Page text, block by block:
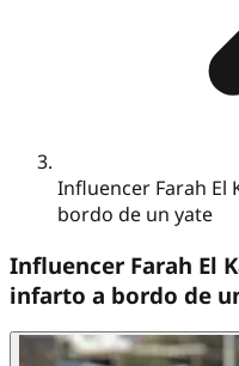
Influencer Farah
bordo de un yate
Influencer Farah El
infarto a bordo de